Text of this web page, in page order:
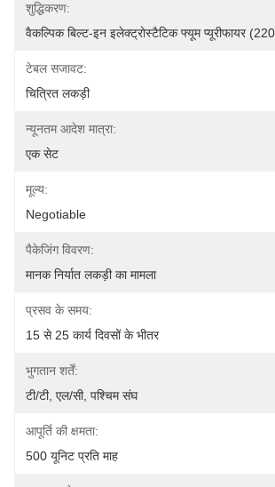
शुद्धिकरण:
वैकल्पिक बिल्ट-इन इलेक्ट्रोस्टैटिक फ्यूम प्यूरीफायर
टेबल सजावट:
चित्रित लकड़ी
न्यूनतम आदेश मात्रा:
एक सेट
मूल्य:
Negotiable
पैकेजिंग विवरण:
मानक निर्यात लकड़ी का मामला
प्रसव के समय:
15 से 25 कार्य दिवसों के भीतर
भुगतान शर्तें:
टी/टी, एल/सी, पश्चिम संघ
आपूर्ति की क्षमता:
500 यूनिट प्रति माह